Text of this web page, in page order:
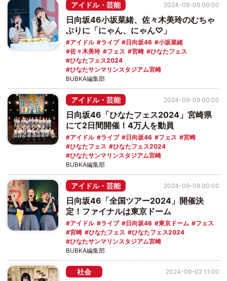
アイドル・芸能
日向坂46小坂菜緒、佐々木美玲のむちゃ
ぶりに「にゃん、にゃん♡」
アイドル ライブ 日向坂46
小坂菜緒
佐々木美玲
フェス 宮崎
ひなたフェス
ひなたフェス2024
ひなたサンマリンスタジアム宮崎
2024-09-09 00:00
BUBKA編集部
アイドル・芸能
日向坂46「ひなたフェス2024」宮崎県
にて2日間開催！4万人を動員
アイドル ライブ 日向坂46 フェス
宮崎
ひなたフェス
ひなたフェス2024
ひなたサンマリンスタジアム宮崎
2024-09-09 00:00
BUBKA編集部
アイドル・芸能
日向坂46「全国ツアー2024」開催決
定！ファイナルは東京ドーム
アイドル ライブ 日向坂46 東京ドーム
フェス
宮崎
ひなたフェス
ひなたフェス2024
ひなたサンマリンスタジアム宮崎
2024-09-09 00:00
BUBKA編集部
社会 2024-09-02 11:00